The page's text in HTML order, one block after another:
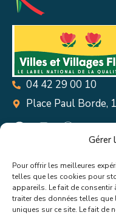
Gérer
Pour offrir les meilleures
telles que les cookies pour
appareils. Le fait de
traiter des données telles
uniques sur ce site. Le fait de
04 42 29 00 10
Place Paul Borde,
Suivez toutes
actualités de